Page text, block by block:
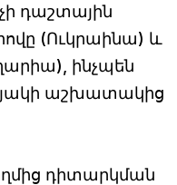
դաշտային
(Ուկրաինա) և
ինչպեն
աշխատակից
դիտարկման